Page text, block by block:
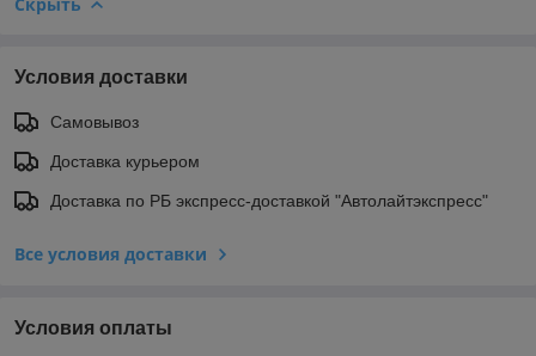
Условия доставки
Самовывоз
Доставка курьером
Доставка по РБ экспресс-доставкой "Автолайтэкспресс"
Все условия доставки
Условия оплаты